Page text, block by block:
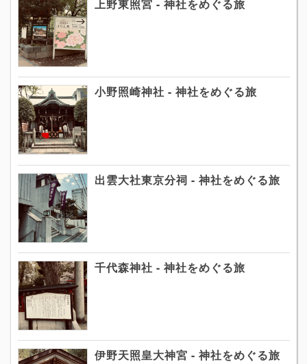
上野東照宮 - 神社をめぐる旅
小野照崎神社 - 神社をめぐる旅
出雲大社東京分祠 - 神社をめぐる旅
千代森神社 - 神社をめぐる旅
伊野天照皇大神宮 - 神社をめぐる旅